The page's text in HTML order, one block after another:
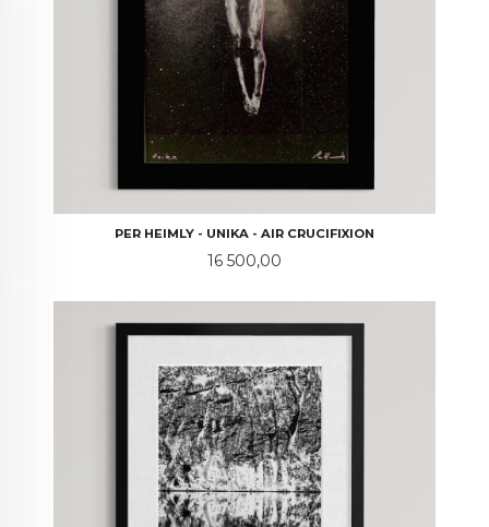
PER HEIMLY - UNIKA - AIR CRUCIFIXION
Pris
16 500,00